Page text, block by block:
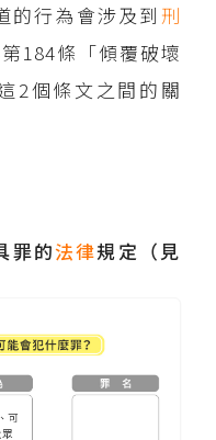
的行為會涉及到 刑
184條「傾覆破壞
2個條文之間的關
罪的法律規定（見